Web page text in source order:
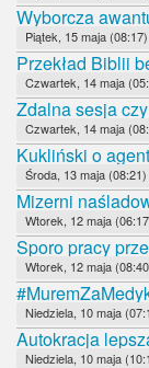
Wyborcza
Piątek, 15 maja (08:17)
Przekład Biblii
Czwartek, 14 maja
Zdalna sesja
Czwartek, 14 maja
Kukliński o
Środa, 13 maja (08:21)
Mizerni
Wtorek, 12 maja
Sporo pracy
Wtorek, 12 maja
Niedziela, 10 maja
Autokracja
Niedziela, 10 maja